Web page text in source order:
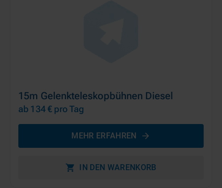
15m Gelenkteleskopbühnen Diesel
ab 134 € pro Tag
MEHR ERFAHREN
IN DEN WARENKORB